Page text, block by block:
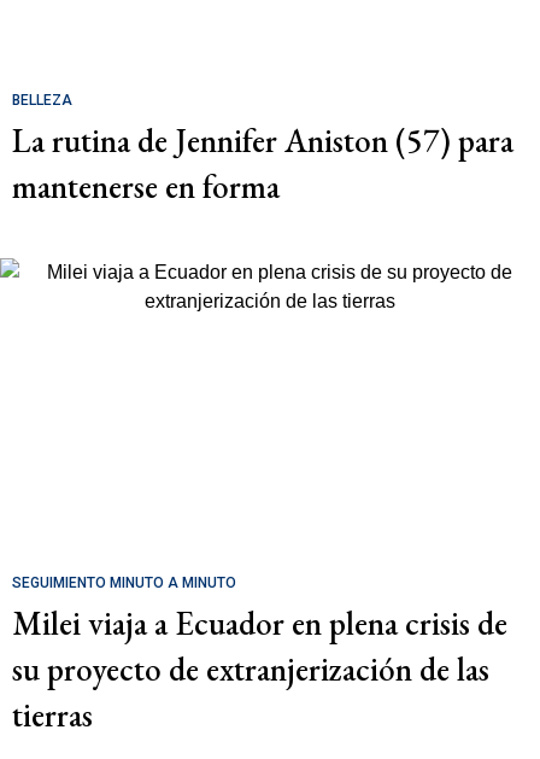
BELLEZA
La rutina de Jennifer Aniston (57) para
mantenerse en forma
SEGUIMIENTO MINUTO A MINUTO
Milei viaja a Ecuador en plena crisis de
su proyecto de extranjerización de las
tierras